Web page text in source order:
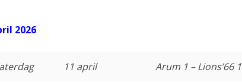
2026
11 april Arum 1 – Lions’66 1